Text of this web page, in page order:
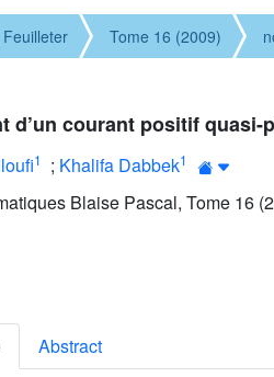
Feuilleter Tome 16 (2009)
d’un courant positif
1 ; Khalifa Dabbek1
Blaise Pascal, Tome 16
Abstract